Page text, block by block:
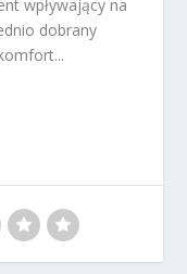
wpływający na
dobrany